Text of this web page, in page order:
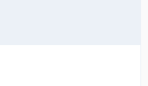
Rolle als
Saisonende.
angeht, waren den